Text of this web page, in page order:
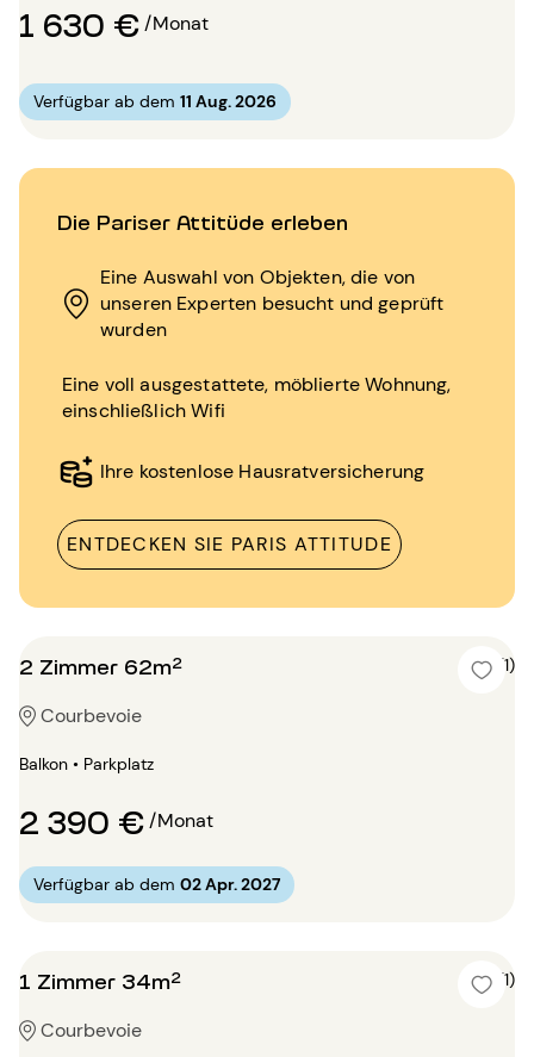
Die Pariser Attitüde erleben
Eine Auswahl von Objekten, die von
unseren Experten besucht und geprüft
wurden
Eine voll ausgestattete, möblierte Wohnung,
einschließlich Wifi
Ihre kostenlose Hausratversicherung
ENTDECKEN SIE PARIS ATTITUDE
1 630 €/Monat
Verfügbar ab dem 11 Aug. 2026
2 Zimmer 62m² 5 (1)
Courbevoie
Balkon • Parkplatz
2 390 €/Monat
Verfügbar ab dem 02 Apr. 2027
1 Zimmer 34m² 5 (1)
Courbevoie